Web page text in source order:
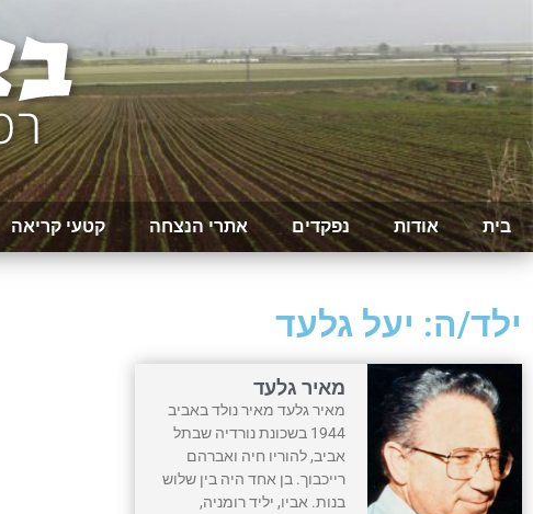
בית אודות נפקדים אתרי הנצחה קטעי קריאה
ילד/ה: יעל גלעד
מאיר גלעד
מאיר גלעד מאיר נולד באביב
1944 בשכונת נורדיה שבתל
אביב, להוריו חיה ואברהם
רייכבוך. בן אחד היה בין שלוש
בנות. אביו, יליד רומניה,